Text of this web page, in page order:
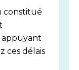
constitué
appuyant
ces délais